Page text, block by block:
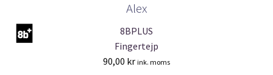
Alex
8BPLUS
Fingertejp
90,00 kr ink. moms